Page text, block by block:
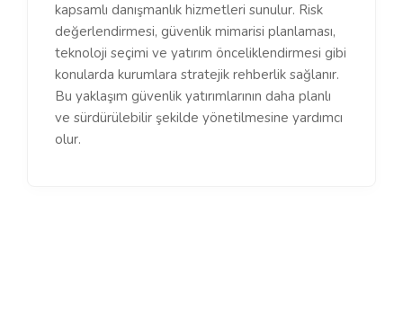
kapsamlı danışmanlık hizmetleri sunulur. Risk
değerlendirmesi, güvenlik mimarisi planlaması,
teknoloji seçimi ve yatırım önceliklendirmesi gibi
konularda kurumlara stratejik rehberlik sağlanır.
Bu yaklaşım güvenlik yatırımlarının daha planlı
ve sürdürülebilir şekilde yönetilmesine yardımcı
olur.